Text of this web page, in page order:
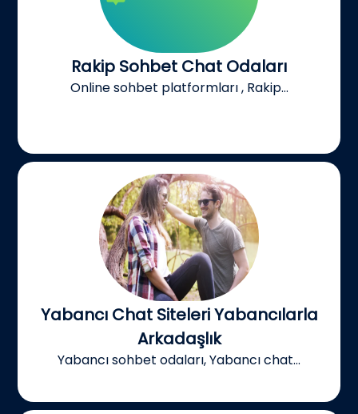
Rakip Sohbet Chat Odaları
Online sohbet platformları , Rakip...
Yabancı Chat Siteleri Yabancılarla
Arkadaşlık
Yabancı sohbet odaları, Yabancı chat...